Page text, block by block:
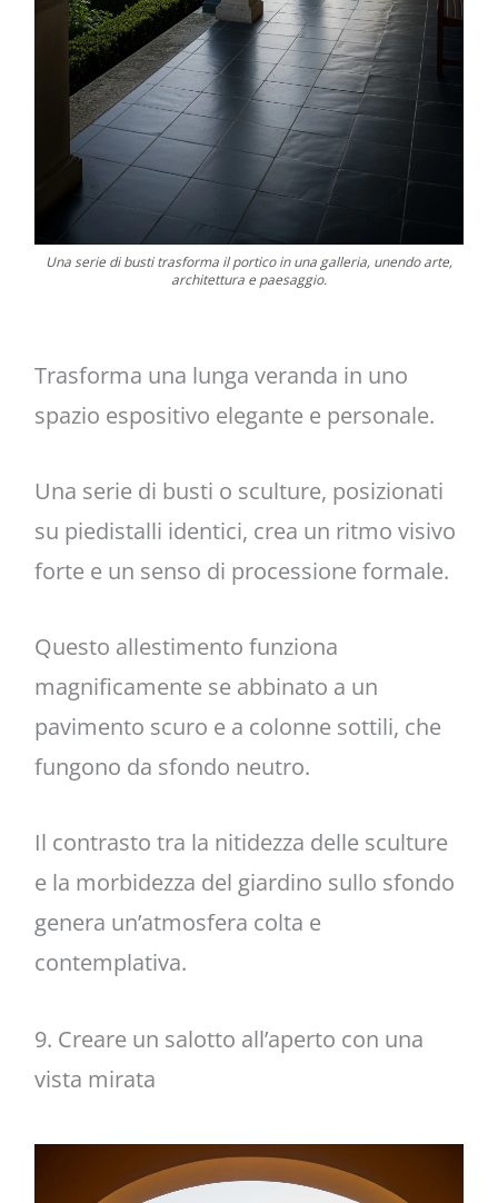
Una serie di busti trasforma il portico in una galleria, unendo arte,
architettura e paesaggio.
Trasforma una lunga veranda in uno
spazio espositivo elegante e personale.
Una serie di busti o sculture, posizionati
su piedistalli identici, crea un ritmo visivo
forte e un senso di processione formale.
Questo allestimento funziona
magnificamente se abbinato a un
pavimento scuro e a colonne sottili, che
fungono da sfondo neutro.
Il contrasto tra la nitidezza delle sculture
e la morbidezza del giardino sullo sfondo
genera un’atmosfera colta e
contemplativa.
9. Creare un salotto all’aperto con una
vista mirata